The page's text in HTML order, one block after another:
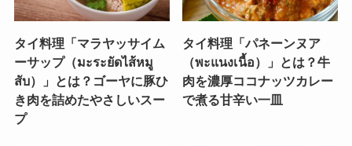
タイ料理「マラヤッサイム
ーサップ（มะระยัดไส้หมู
สับ）」とは？ゴーヤに豚ひ
き肉を詰めたやさしいスー
プ
タイ料理「パネーンヌア
（พะแนงเนื้อ）」とは？牛
肉を濃厚ココナッツカレー
で煮る甘辛い一皿